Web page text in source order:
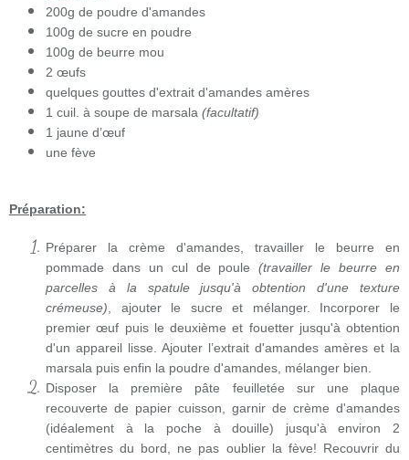
200g de poudre d'amandes
100g de sucre en poudre
100g de beurre mou
2 œufs
quelques gouttes d'extrait d'amandes amères
1 cuil. à soupe de marsala (facultatif)
1 jaune d’œuf
une fève
Préparation:
Préparer la crème d'amandes, travailler le beurre en
pommade dans un cul de poule(travailler le beurre en
parcelles à la spatule jusqu'à obtention d'une texture
crémeuse) , ajouter le sucre et mélanger. Incorporer le
premier œuf puis le deuxième et fouetter jusqu'à obtention
d'un appareil lisse. Ajouter l’extrait d'amandes amères et la
marsala puis enfin la poudre d'amandes, mélanger bien.
Disposer la première pâte feuilletée sur une plaque
recouverte de papier cuisson, garnir de crème d'amandes
(idéalement à la poche à douille) jusqu'à environ 2
centimètres du bord, ne pas oublier la fève! Recouvrir du